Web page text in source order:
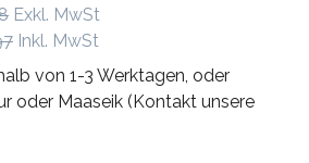
Exkl. MwSt
Inkl. MwSt
von 1-3 Werktagen, oder
oder Maaseik (Kontakt unsere